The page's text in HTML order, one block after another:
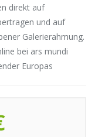
direkt auf
und auf
Galerierahmung.
bei ars mundi
Europas